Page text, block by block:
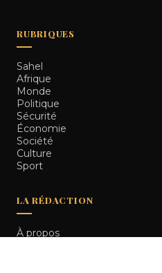
RUBRIQUES
Sahel
Afrique
Monde
Politique
Sécurité
Économie
Société
Culture
Sport
LA RÉDACTION
À propos